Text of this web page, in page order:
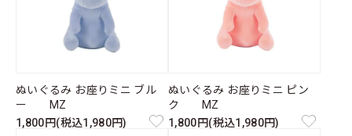
ぬいぐるみ お座りミニ ブル
ー MZ
1,800円(税込1,980円)
ぬいぐるみ お座りミニ ピン
ク MZ
1,800円(税込1,980円)